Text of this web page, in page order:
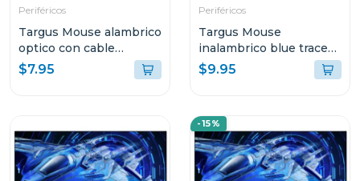
Periféricos
Targus Mouse alambrico
optico con cable
retractil amu75
$7.95
Periféricos
Targus Mouse
inalambrico blue trace
optico color negro
$9.95
-15%